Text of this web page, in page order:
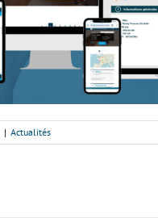
| Actualités